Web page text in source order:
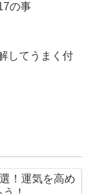
の事
してうまく付
！運気を高め